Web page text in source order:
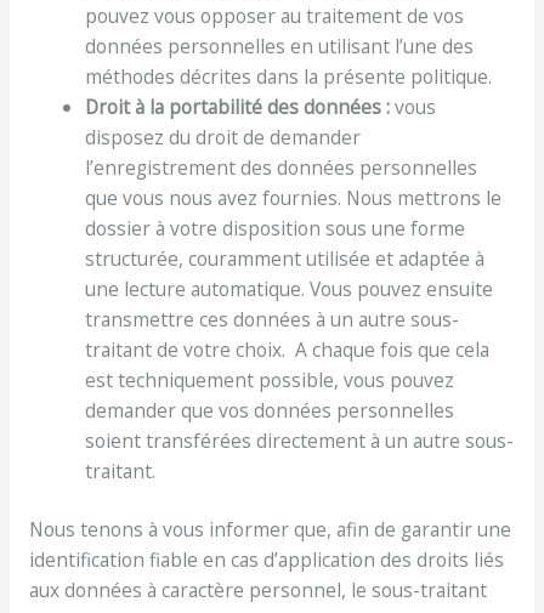
pouvez vous opposer au traitement de vos
données personnelles en utilisant l’une des
méthodes décrites dans la présente politique.
Droit à la portabilité des données :vous
disposez du droit de demander
l’enregistrement des données personnelles
que vous nous avez fournies. Nous mettrons le
dossier à votre disposition sous une forme
structurée, couramment utilisée et adaptée à
une lecture automatique. Vous pouvez ensuite
transmettre ces données à un autre sous-
traitant de votre choix. A chaque fois que cela
est techniquement possible, vous pouvez
demander que vos données personnelles
soient transférées directement à un autre sous-
traitant.
Nous tenons à vous informer que, afin de garantir une
identification fiable en cas d’application des droits liés
aux données à caractère personnel, le sous-traitant